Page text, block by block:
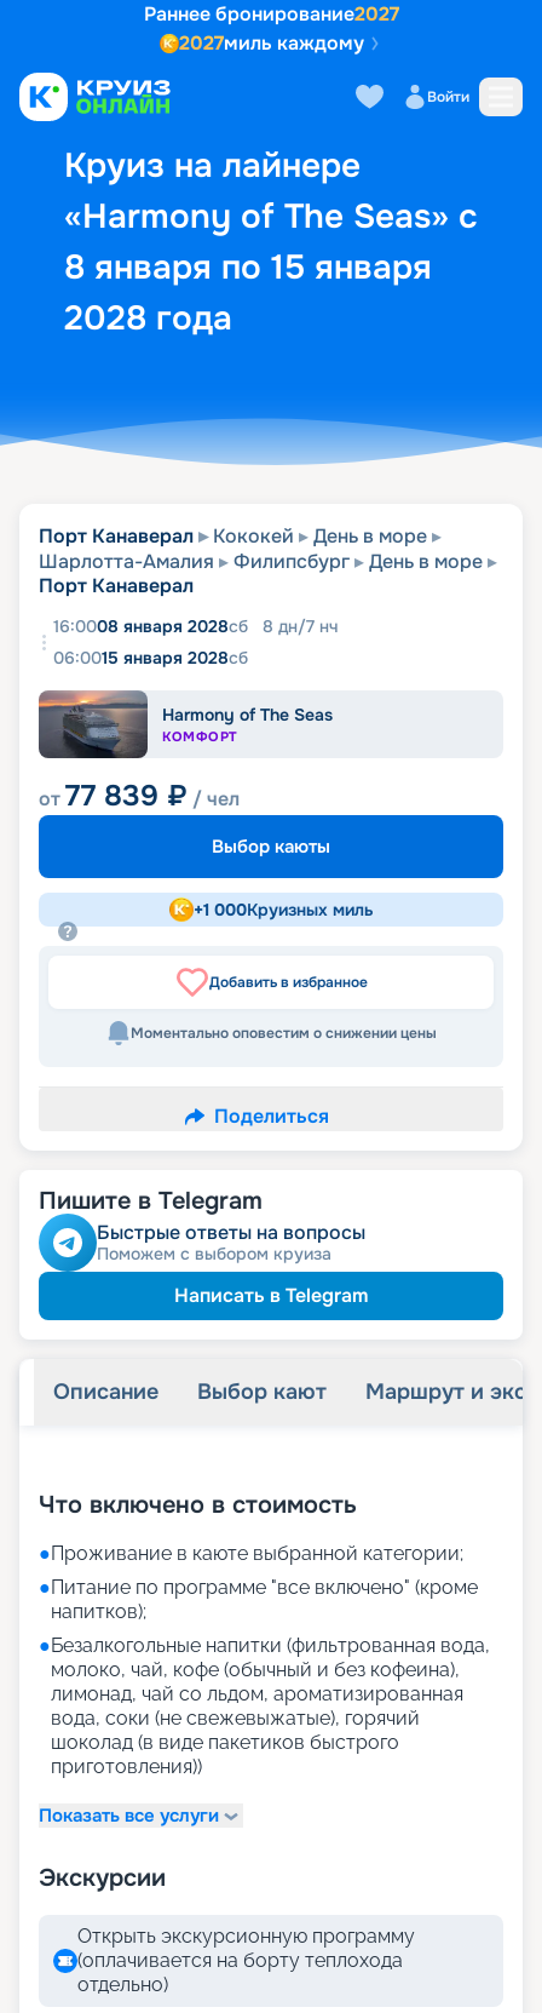
Раннее бронирование2027
2027миль каждому
Войти
Круиз на лайнере
«Harmony of The Seas» с
8 января по 15 января
2028 года
Выбор кают Маршрут и
Порт Канаверал Кококей
День в море
Шарлотта-Амалия
Филипсбург
День в море
Порт Канаверал
16:0008 января 2028сб 8 дн/7 нч
06:0015 января 2028сб
Harmony of The Seas
КОМФОРТ
от77 839 ₽ / чел
Выбор каюты
+1 000Круизных миль
Добавить в избранное
Моментально оповестим о снижении цены
Поделиться
Пишите в Telegram
Быстрые ответы на вопросы
Поможем с выбором круиза
Написать в Telegram
Описание Выбор кают Маршрут и
Что включено в стоимость
●Проживание в каюте выбранной категории;
●Питание по программе "все включено" (кроме
напитков);
●Безалкогольные напитки (фильтрованная вода,
молоко, чай, кофе (обычный и без кофеина),
лимонад, чай со льдом, ароматизированная
вода, соки (не свежевыжатые), горячий
шоколад (в виде пакетиков быстрого
приготовления))
Показать все услуги
Экскурсии
Открыть экскурсионную программу
(оплачивается на борту теплохода
отдельно)